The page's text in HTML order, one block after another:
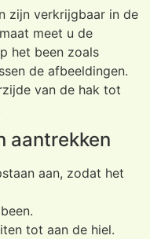
zijn verkrijgbaar in de
meet u de
het been zoals
de afbeeldingen.
van de hak tot
aantrekken
aan, zodat het
tot aan de hiel.